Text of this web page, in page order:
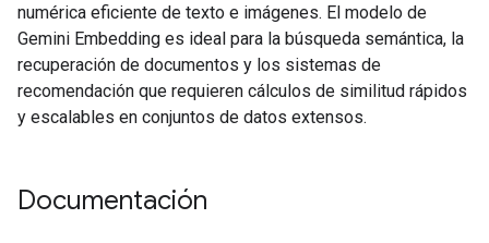
numérica eficiente de texto e imágenes. El modelo de
Gemini Embedding es ideal para la búsqueda semántica, la
recuperación de documentos y los sistemas de
recomendación que requieren cálculos de similitud rápidos
y escalables en conjuntos de datos extensos.
Documentación